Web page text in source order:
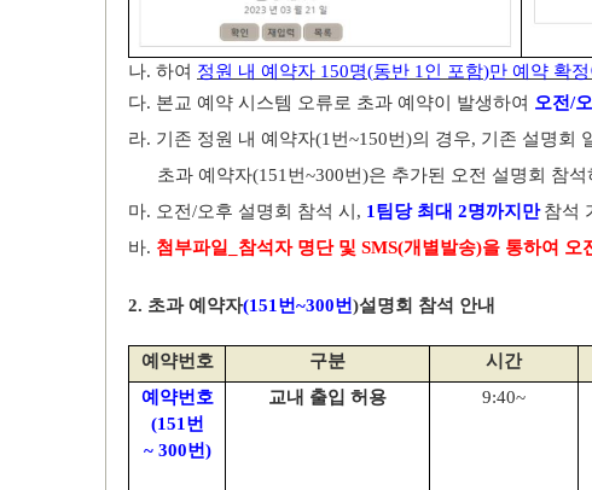
나. 하여 정원 내 예약자 150명(동반 1 인 포함)만 예약 확
다. 본교 예약 시스템 오류로 초과 예약이 발생하여 오전/
라. 기존 정원 내 예약자(1 번~150번)의 경우, 기존 설명회
초과 예약자(151 번~300번)은 추가된 오전 설명회 참
마. 오전/오후 설명회 참석 시 , 1 팀당 최대 2명까지만 참석
바. 첨부파일 참석자 명단 및 SMS(개별발송)을 통하여 오
2. 초과예약자(151 번~300번)설명회 참석 안내
예약번호 구분 시간
예약번호
(151 번
~ 300번)
교내 출입 허용 9:40~